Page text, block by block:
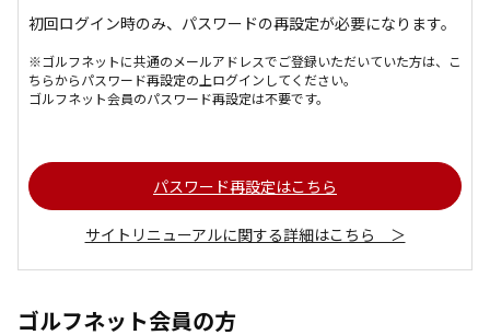
初回ログイン時のみ、パスワードの再設定が必要になります。
※ゴルフネットに共通のメールアドレスでご登録いただいていた方は、こ
ちらからパスワード再設定の上ログインしてください。
ゴルフネット会員のパスワード再設定は不要です。
パスワード再設定はこちら
サイトリニューアルに関する詳細はこちら ＞
ゴルフネット会員の方